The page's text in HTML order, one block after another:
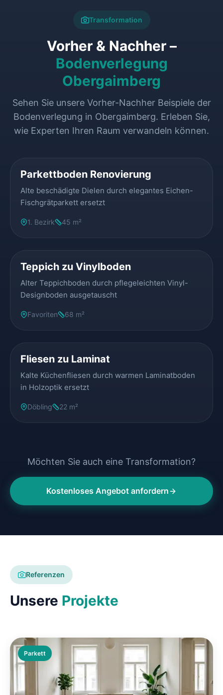
Transformation
Vorher & Nachher –
Bodenverlegung
Obergaimberg
Sehen Sie unsere Vorher-Nachher Beispiele der
Bodenverlegung in Obergaimberg. Erleben Sie,
wie Experten Ihren Raum verwandeln können.
Parkettboden Renovierung
Alte beschädigte Dielen durch elegantes Eichen-
Fischgrätparkett ersetzt
1. Bezirk 45 m²
Teppich zu Vinylboden
Alter Teppichboden durch pflegeleichten Vinyl-
Designboden ausgetauscht
Favoriten 68 m²
Fliesen zu Laminat
Kalte Küchenfliesen durch warmen Laminatboden
in Holzoptik ersetzt
Döbling 22 m²
Möchten Sie auch eine Transformation?
Kostenloses Angebot anfordern
Referenzen
Unsere Projekte
Parkett